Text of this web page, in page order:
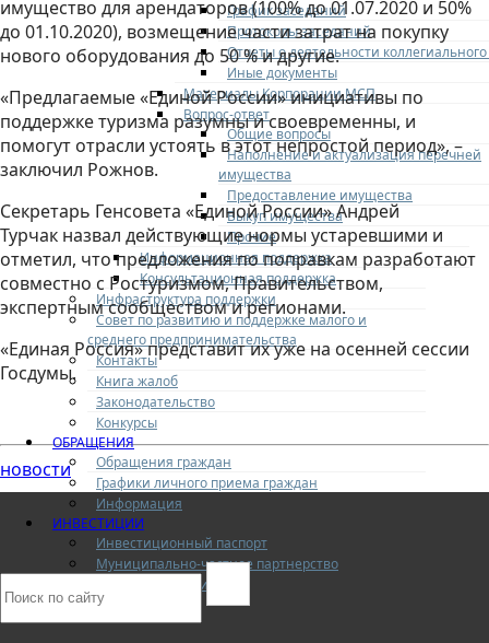
График заседаний
Протоколы заседаний
Отчеты о деятельности
Иные документы
Материалы Корпорации МСП
Вопрос-ответ
Общие вопросы
Наполнение и актуализация перечней
имущества
Предоставление имущества
Выкуп имущества
Прочие
Информационная поддержка
Консультационная поддержка
Инфраструктура поддержки
Совет по развитию и поддержке малого и
среднего предпринимательства
Контакты
Книга жалоб
Законодательство
Конкурсы
ОБРАЩЕНИЯ
Обращения граждан
Графики личного приема граждан
Информация
ИНВЕСТИЦИИ
Инвестиционный паспорт
Муниципально-частное партнерство
Новости инвестиций
имущество для арендаторов (100% до 01.07.2020 и 50%
до 01.10.2020), возмещение части затрат на покупку
нового оборудования до 50 % и другие.
«Предлагаемые «Единой России» инициативы по
поддержке туризма разумны и своевременны, и
помогут отрасли устоять в этот непростой период», –
заключил Рожнов.
Секретарь Генсовета «Единой России» Андрей
Турчак назвал действующие нормы устаревшими и
отметил, что предложения по поправкам разработают
совместно с Ростуризмом, Правительством,
экспертным сообществом и регионами.
«Единая Россия» представит их уже на осенней сессии
Госдумы.
новости